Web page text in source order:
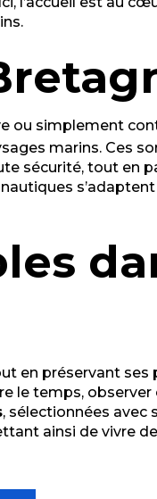
ou simplement
marins. Ces
sécurité, tout en
en préservant ses
le temps,
, sélectionnées avec
ainsi de vivre